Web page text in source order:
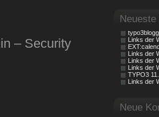
– Security
Neueste
Links der
Links der
Links der
Links der
TYPO3
Links der
Neue